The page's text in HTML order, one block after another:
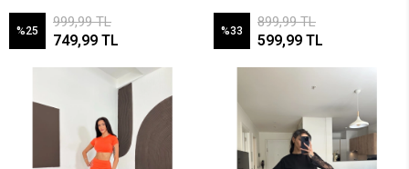
%25
999,99 TL
749,99 TL
%33
899,99 TL
599,99 TL